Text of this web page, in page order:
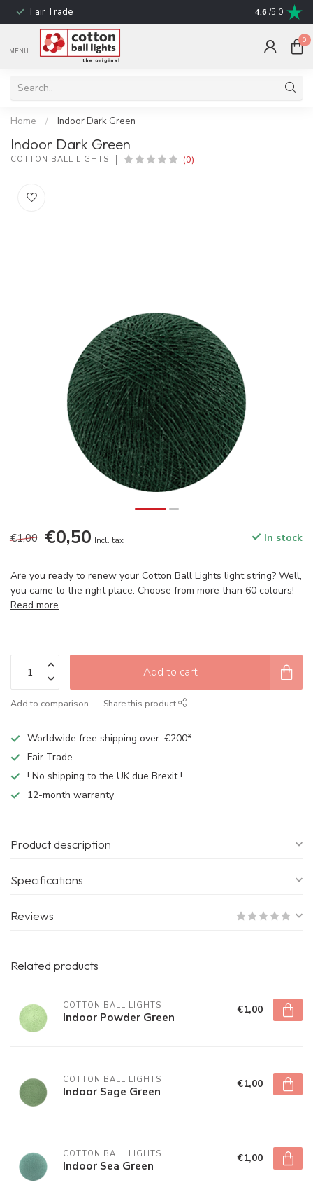
Fair Trade ! No shipping
4.6 /5.0
MENU
0
Home / Indoor Dark Green
Indoor Dark Green
COTTON BALL LIGHTS (0)
€1,00 €0,50 Incl. tax In stock
Are you ready to renew your Cotton Ball Lights light string? Well,
you came to the right place. Choose from more than 60 colours!
Read more.
Add to cart
Add to comparison Share this product
Worldwide free shipping over: €200*
Fair Trade
! No shipping to the UK due Brexit !
12-month warranty
Product description
Specifications
Reviews
Related products
COTTON BALL LIGHTS
Indoor Powder Green €1,00
COTTON BALL LIGHTS
Indoor Sage Green €1,00
COTTON BALL LIGHTS
Indoor Sea Green €1,00